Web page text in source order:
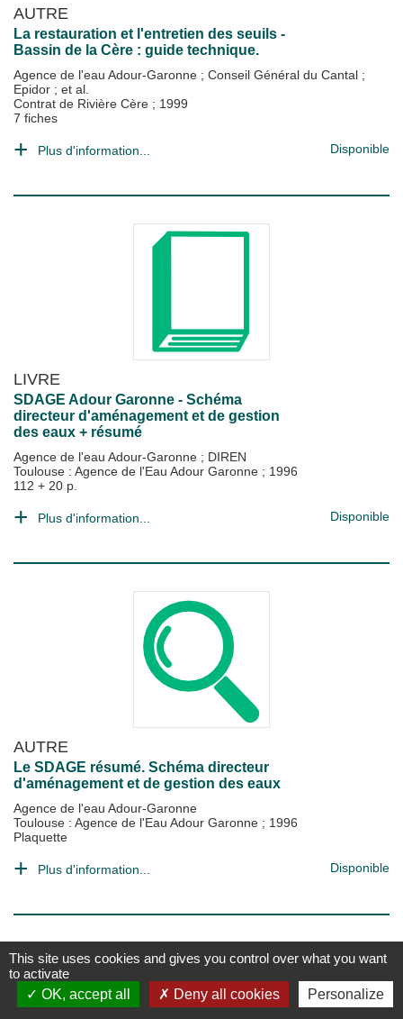
AUTRE
La restauration et l'entretien des seuils -
Bassin de la Cère : guide technique.
Agence de l'eau Adour-Garonne ; Conseil Général du Cantal ;
Epidor ; et al.
Contrat de Rivière Cère ; 1999
7 fiches
Plus d'information... Disponible
LIVRE
SDAGE Adour Garonne - Schéma
directeur d'aménagement et de gestion
des eaux + résumé
Agence de l'eau Adour-Garonne ; DIREN
Toulouse : Agence de l'Eau Adour Garonne ; 1996
112 + 20 p.
Plus d'information... Disponible
AUTRE
Le SDAGE résumé. Schéma directeur
d'aménagement et de gestion des eaux
Agence de l'eau Adour-Garonne
Toulouse : Agence de l'Eau Adour Garonne ; 1996
Plaquette
Plus d'information... Disponible
This site uses cookies and gives you control over what you want
to activate
OK, accept all
Deny all cookies Personalize